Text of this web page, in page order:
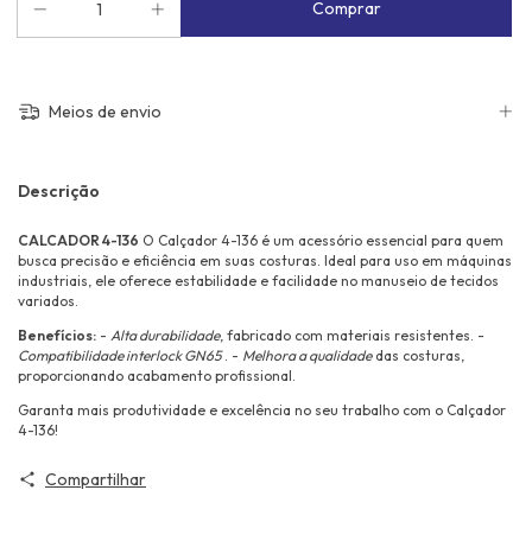
Meios de envio
Descrição
CALCADOR 4-136 O Calçador 4-136 é um acessório essencial para quem
busca precisão e eficiência em suas costuras. Ideal para uso em máquinas
industriais, ele oferece estabilidade e facilidade no manuseio de tecidos
variados.
Benefícios: - Alta durabilidade, fabricado com materiais resistentes. -
Compatibilidade interlock GN65. - Melhora a qualidadedas costuras,
proporcionando acabamento profissional.
Garanta mais produtividade e excelência no seu trabalho com o Calçador
4-136!
Compartilhar